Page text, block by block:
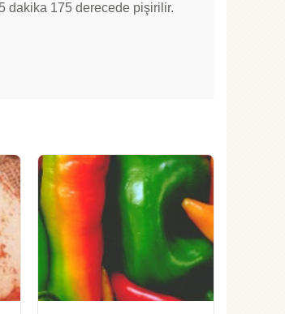
dakika 175 derecede pişirilir.